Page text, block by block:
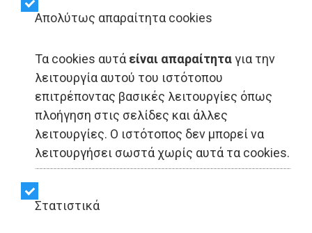
Απολύτως απαραίτητα cookies
Τα cookies αυτά είναι απαραίτηταγια την
λειτουργία αυτού του ιστότοπου
επιτρέποντας βασικές λειτουργίες όπως
πλοήγηση στις σελίδες και άλλες
λειτουργίες. Ο ιστότοπος δεν μπορεί να
λειτουργήσει σωστά χωρίς αυτά τα cookies.
Στατιστικά
LIFESTYLE - Κερατέα
ΧΡΥΣΗ ΤΟΜΗ Κερατέας:
Εκδήλωση ενηλίκων (με